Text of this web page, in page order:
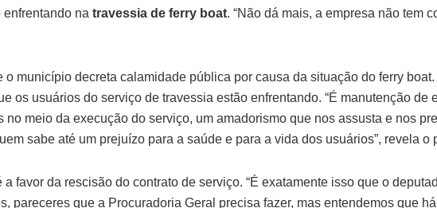
na travessia de ferry boat. “Não dá mais, a empresa não tem
o município decreta calamidade pública por causa da situação do ferry
os usuários do serviço de travessia estão enfrentando. “É manutenção
no meio da execução do serviço, um amadorismo que nos assusta e nos
sabe até um prejuízo para a saúde e para a vida dos usuários”, revela o
a favor da rescisão do contrato de serviço. “É exatamente isso que o
pareceres que a Procuradoria Geral precisa fazer, mas entendemos que